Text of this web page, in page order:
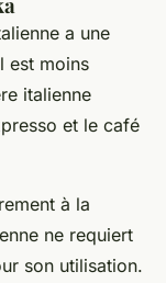
a une
est moins
italienne
et le café
à la
ne requiert
son utilisation.